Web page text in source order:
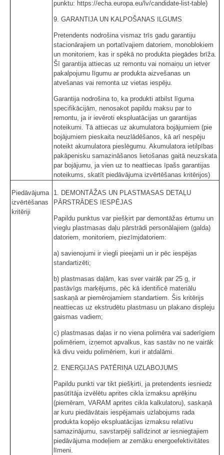
punktu: https://echa.europa.eu/lv/candidate-list-table)
9. GARANTIJA UN KALPOŠANAS ILGUMS
Pretendents nodrošina vismaz trīs gadu garantiju
stacionārajiem un portatīvajiem datoriem, monoblokiem
un monitoriem, kas ir spēkā no produkta piegādes brīža.
Šī garantija attiecas uz remontu vai nomaiņu un ietver
pakalpojumu līgumu ar produkta aizvešanas un
atvešanas vai remonta uz vietas iespēju.
Garantija nodrošina to, ka produkti atbilst līguma
specifikācijām, nenosakot papildu maksu par to
remontu, ja ir ievēroti ekspluatācijas un garantijas
noteikumi. Tā attiecas uz akumulatora bojājumiem (pie
bojājumiem pieskaita neuzlādēšanos, kā arī nespēju
noteikt akumulatora pieslēgumu. Akumulatora ietilpības
pakāpenisku samazināšanos lietošanas gaitā neuzskata
par bojājumu, ja vien uz to neattiecas īpašs garantijas
noteikums, skatīt piedāvājuma izvērtēšanas kritērijos)
Piedāvājuma
izvērtēšanas
kritēriji
1. DEMONTĀŽAS UN PLASTMASAS DETAĻU
PĀRSTRĀDES IESPĒJAS
Papildu punktus var piešķirt par demontāžas ērtumu un
vieglu plastmasas daļu pārstrādi personālajiem (galda)
datoriem, monitoriem, piezīmjdatoriem:
a) savienojumi ir viegli pieejami un ir pēc iespējas
standartizēti;
b) plastmasas daļām, kas sver vairāk par 25 g, ir
pastāvīgs marķējums, pēc kā identificē materiālu
saskaņā ar piemērojamiem standartiem. Šis kritērijs
neattiecas uz ekstrudētu plastmasu un plakano displeju
gaismas vadiem;
c) plastmasas daļas ir no viena polimēra vai saderīgiem
polimēriem, izņemot apvalkus, kas sastāv no ne vairāk
kā divu veidu polimēriem, kuri ir atdalāmi.
2. ENERĢIJAS PATĒRIŅA UZLABOJUMS
Papildu punkti var tikt piešķirti, ja pretendents iesniedz
pasūtītāja izvēlētu aprites cikla izmaksu aprēķinu
(piemēram, VARAM aprites cikla kalkulatoru), saskaņā
ar kuru piedāvātais iespējamais uzlabojums rada
produkta kopējo ekspluatācijas izmaksu relatīvu
samazinājumu, savstarpēji salīdzinot ar iesniegtajiem
piedāvājuma modeļiem ar zemāku energoefektivitātes
līmeni.